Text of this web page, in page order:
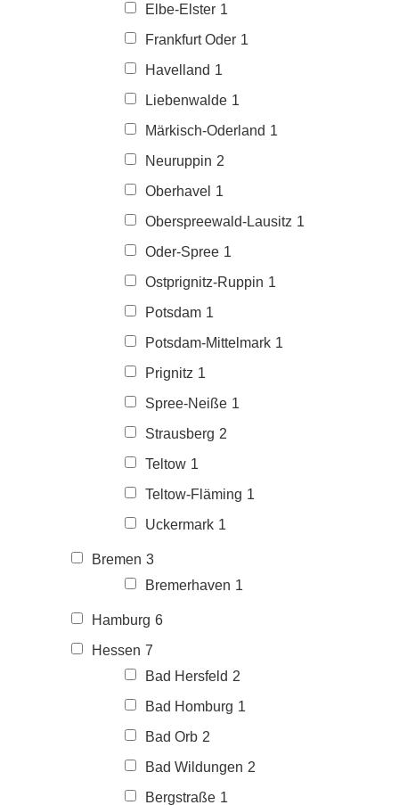
Elbe-Elster 1
Frankfurt Oder 1
Havelland 1
Liebenwalde 1
Märkisch-Oderland 1
Neuruppin 2
Oberhavel 1
Oberspreewald-Lausitz 1
Oder-Spree 1
Ostprignitz-Ruppin 1
Potsdam 1
Potsdam-Mittelmark 1
Prignitz 1
Spree-Neiße 1
Strausberg 2
Teltow 1
Teltow-Fläming 1
Uckermark 1
Bremen 3
Bremerhaven 1
Hamburg 6
Hessen 7
Bad Hersfeld 2
Bad Homburg 1
Bad Orb 2
Bad Wildungen 2
Bergstraße 1